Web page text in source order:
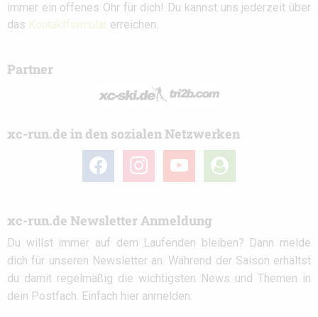
immer ein offenes Ohr für dich! Du kannst uns jederzeit über
das Kontaktformular erreichen.
Partner
xc-run.de in den sozialen Netzwerken
facebook instagramyoutube
user-
circle
xc-run.de Newsletter Anmeldung
Du willst immer auf dem Laufenden bleiben? Dann melde
dich für unseren Newsletter an. Während der Saison erhältst
du damit regelmäßig die wichtigsten News und Themen in
dein Postfach. Einfach hier anmelden: